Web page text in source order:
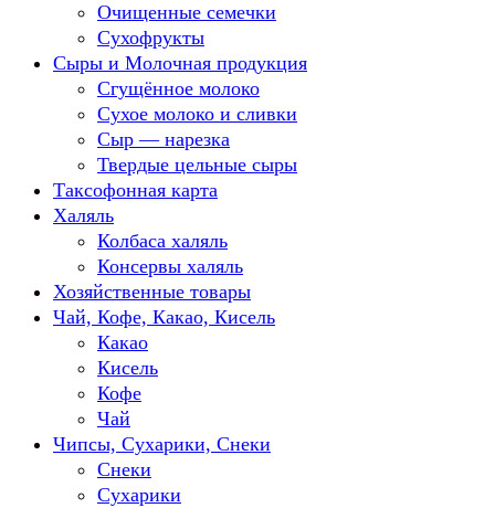
Очищенные семечки
Сухофрукты
Сыры и Молочная продукция
Сгущённое молоко
Сухое молоко и сливки
Сыр — нарезка
Твердые цельные сыры
Таксофонная карта
Халяль
Колбаса халяль
Консервы халяль
Хозяйственные товары
Чай, Кофе, Какао, Кисель
Какао
Кисель
Кофе
Чай
Чипсы, Сухарики, Снеки
Снеки
Сухарики